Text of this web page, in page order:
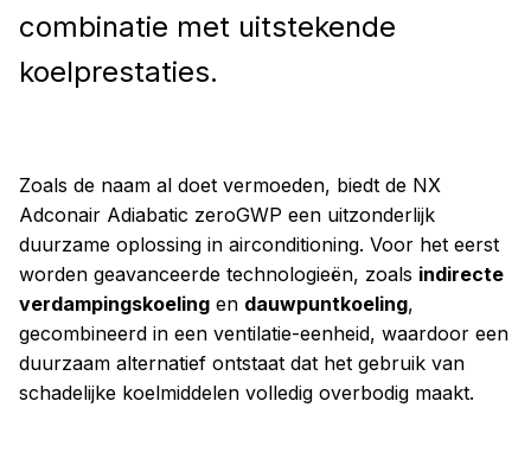
combinatie met uitstekende
koelprestaties.
Zoals de naam al doet vermoeden, biedt de NX
Adconair Adiabatic zeroGWP een uitzonderlijk
duurzame oplossing in airconditioning. Voor het eerst
worden geavanceerde technologieën, zoals indirecte
verdampingskoeling en dauwpuntkoeling,
gecombineerd in een ventilatie-eenheid, waardoor een
duurzaam alternatief ontstaat dat het gebruik van
schadelijke koelmiddelen volledig overbodig maakt.